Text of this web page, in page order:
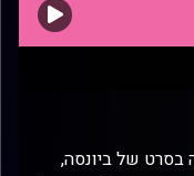
בסרט של ביונסה,